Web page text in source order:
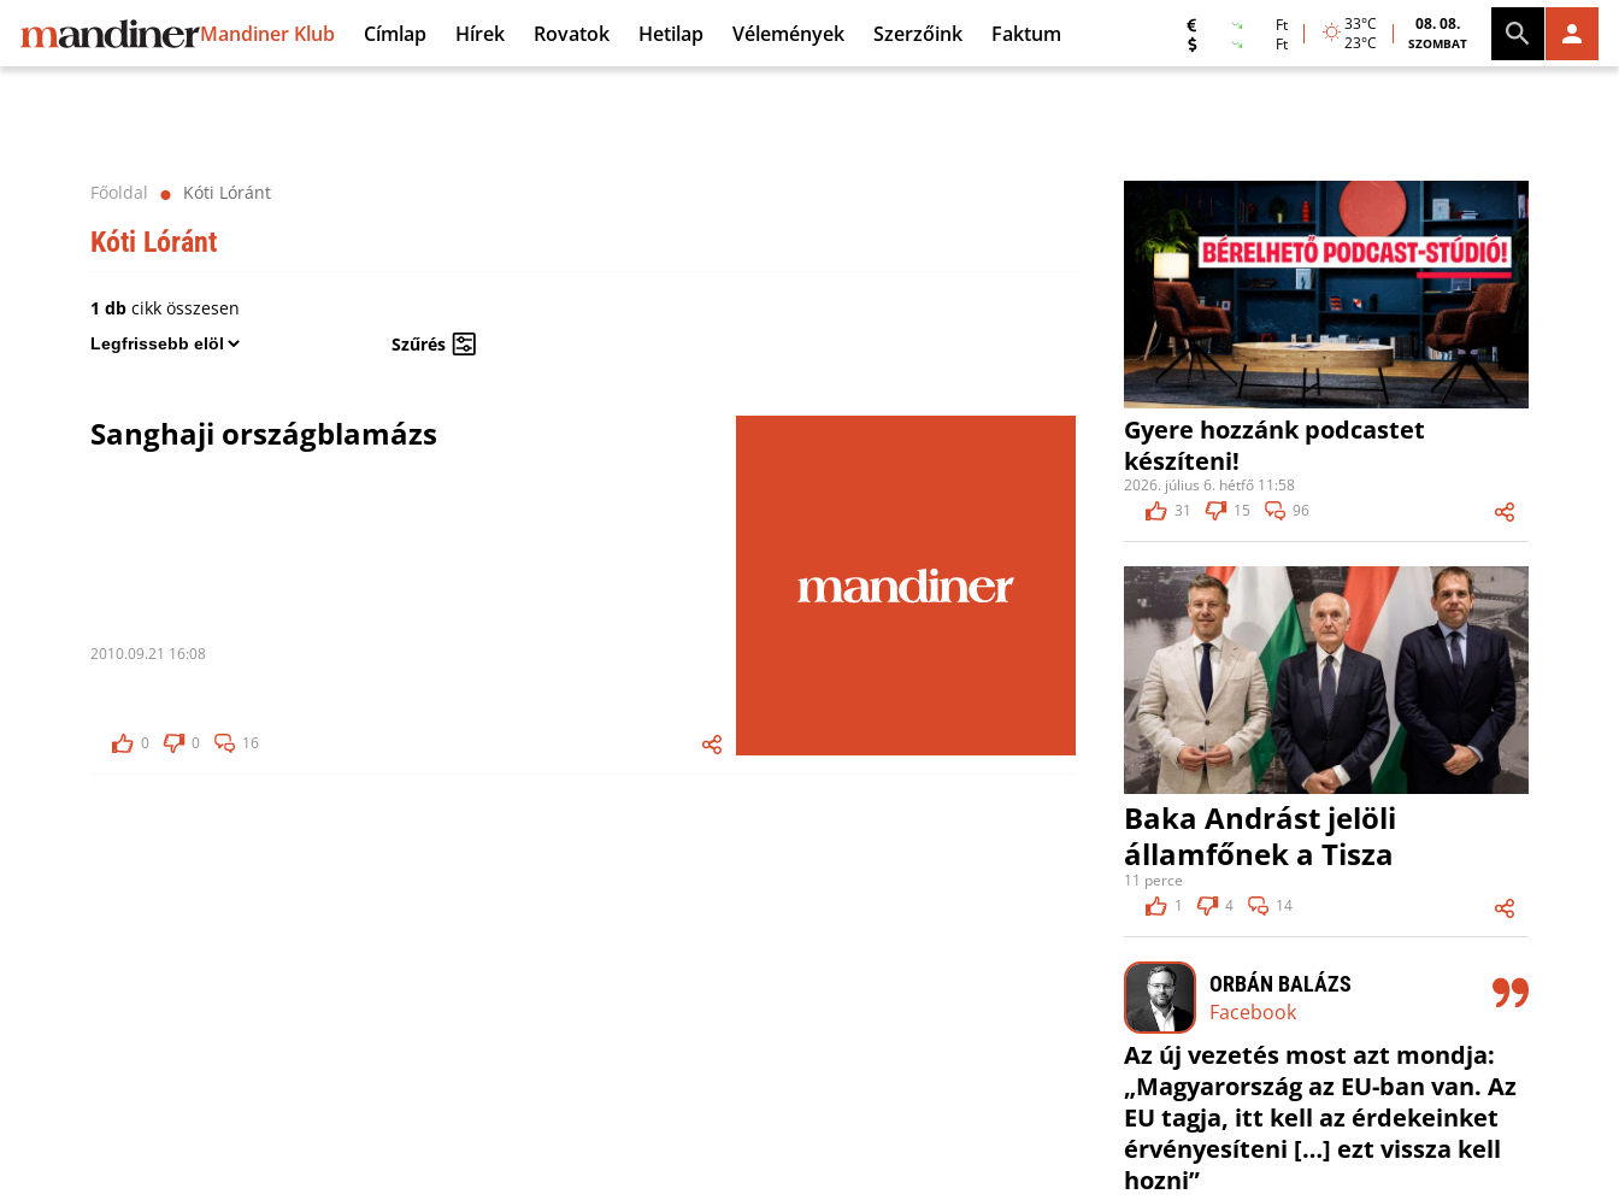
Mandiner Klub Címlap Hírek Rovatok Hetilap Vélemények Szerzőink Faktum
Ft
Ft
33°C
23°C
08. 08.
SZOMBAT
Főoldal ⬤ Kóti Lóránt
Kóti Lóránt
1 db cikk összesen
Szűrés
Sanghaji országblamázs
2010.09.21 16:08
0 0 16
Gyere hozzánk podcastet
készíteni!
2026. július 6. hétfő 11:58
31
15 96
Baka Andrást jelöli
államfőnek a Tisza
11 perce
1
4 14
ORBÁN BALÁZS
Facebook
Az új vezetés most azt mondja:
„Magyarország az EU-ban van. Az
EU tagja, itt kell az érdekeinket
érvényesíteni […] ezt vissza kell
hozni”